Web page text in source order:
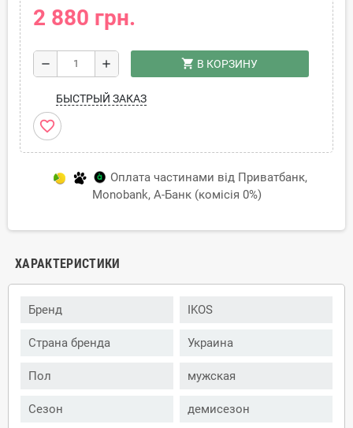
2 880 грн.
remove add shopping_cart В КОРЗИНУ
БЫСТРЫЙ ЗАКАЗ
favorite_border
Оплата частинами від Приватбанк,
Monobank, А-Банк (комісія 0%)
ХАРАКТЕРИСТИКИ
Бренд IKOS
Страна бренда Украина
Пол мужская
Сезон демисезон